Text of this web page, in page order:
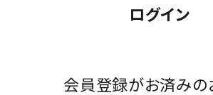
ログイン
会員登録がお済みの